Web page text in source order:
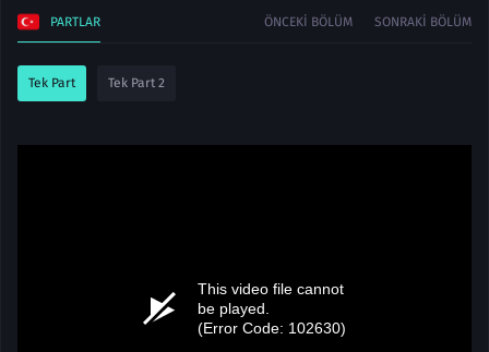
PARTLAR ÖNCEKI BÖLÜM SONRAKI BÖLÜM
Tek Part Tek Part 2